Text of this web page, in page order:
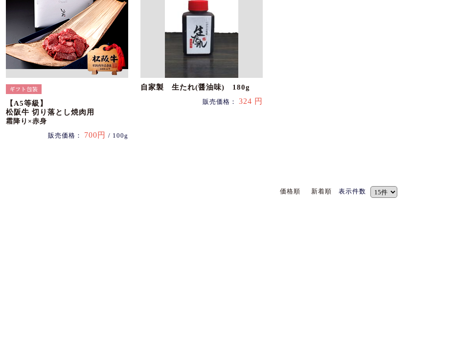
【A5等級】
松阪牛 切り落とし焼肉用
霜降り×赤身
販売価格： 700円 / 100g
自家製 生たれ(醤油味) 180g
販売価格： 324 円
価格順 新着順 表示件数